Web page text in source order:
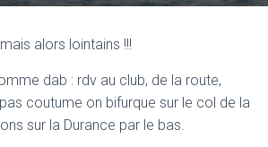
alors lointains !!!
dab : rdv au club, de la route,
coutume on bifurque sur le col de la
sur la Durance par le bas.